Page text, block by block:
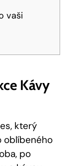
vaši
Kávy
který
oblíbeného
po